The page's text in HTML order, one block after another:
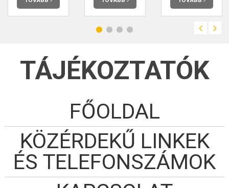
TÁJÉKOZTATÓK
FŐOLDAL
KÖZÉRDEKŰ LINKEK
ÉS TELEFONSZÁMOK